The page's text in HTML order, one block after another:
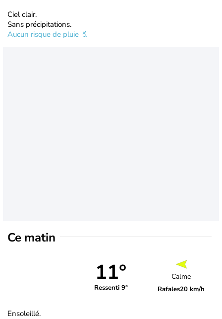
Ciel clair.
Sans précipitations.
Aucun risque de pluie
Ce matin
11°
Ressenti 9°
Calme
Rafales20 km/h
Ensoleillé.